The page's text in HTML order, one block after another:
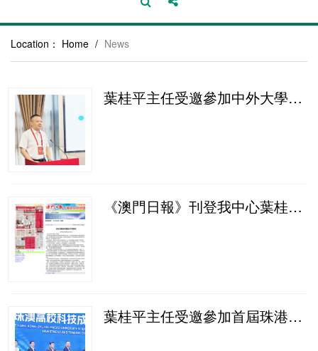
Location： Home / News
葉桂平主任受邀參加中外大學校長論壇並獲《濠江日報》報導
《澳門日報》刊登我中心葉桂平主任的文章：《民生改善沒有最好只有更好》
葉桂平主任受邀參加首屆珠港澳高校科技成果投資交易大會並獲《濠江日報》報導